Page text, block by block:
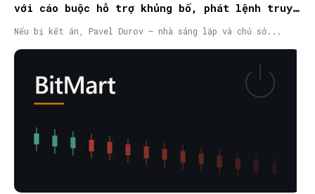
với cáo buộc hỗ trợ khủng bố, phát lệnh truy
nã quốc tế
Nếu bị kết án, Pavel Durov – nhà sáng lập và chủ sở...